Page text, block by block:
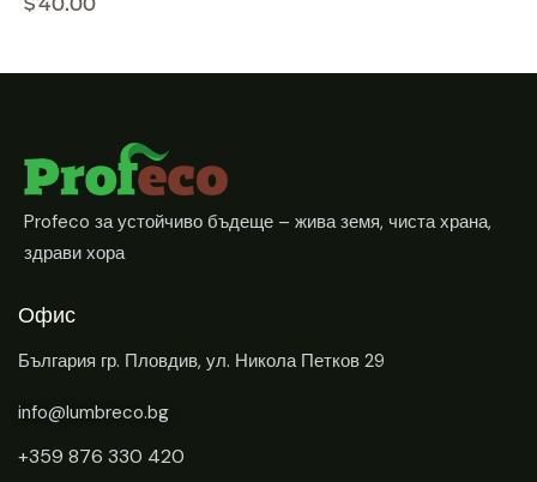
Profeco за устойчиво бъдеще – жива земя, чиста храна,
здрави хора
Офис
България гр. Пловдив, ул. Никола Петков 29
info@lumbreco.bg
+359 876 330 420